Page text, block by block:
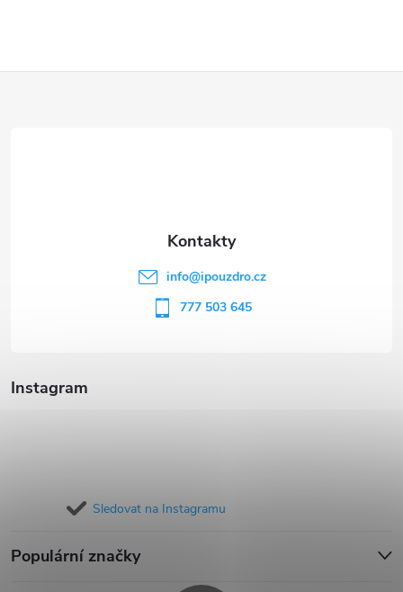
Instagram
Sledovat na Instagramu
Populární značky
info@ipouzdro.cz
777 503 645